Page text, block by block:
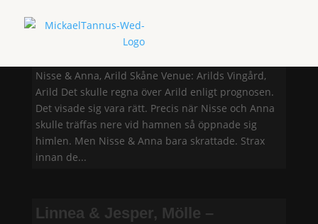
Nisse & Anna, Arild Skåne Venue: Arilds Vingård,
Arild Det skulle regna över Arild enligt prognosen.
Det visade sig vara rätt. Precis när Nisse och Anna
skulle träffas nere vid hamnen så öppnade sig
himlen. Men Nisse & Anna bara skrattade. Strax
innan de...
Linnea & Jesper, Mölle –